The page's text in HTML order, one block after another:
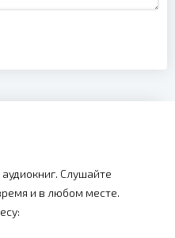
Слушайте
и в любом месте.